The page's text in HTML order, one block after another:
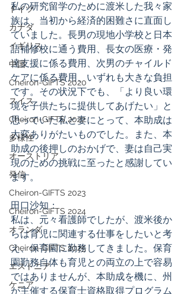
ドイツ
カナダ
イギリス
中国
Cheiron-GIFTS 2020
スイス
Cheiron-GIFTS 2022
多様性
オーストリア
発信
Cheiron-GIFTS 2023
Cheiron-GIFTS 2024
オランダ
Cheiron-GIFTS 2025
エストニア
ケニア
私の研究留学のために渡米した我々家
族は、当初から経済的困難さに直面し
ていました。長男の現地小学校と日本
語補修校に通う費用、長女の医療・発
達支援に係る費用、次男のチャイルド
ケアに係る費用、いずれも大きな負担
です。その状況下でも、「より良い環
境を子供たちに提供してあげたい」と
思っていた私と妻にとって、本助成は
大変ありがたいものでした。また、本
助成の後押しのおかげで、妻は自己実
現のための挑戦に至ったと感謝してい
ます。
田口沙知：
私は、元々看護師でしたが、渡米後か
らは育児に関連する仕事をしたいと考
え、保育園に勤務してきました。保育
園勤務自体も育児との両立の上で容易
ではありませんが、本助成を機に、州
が主催する保育士資格取得プログラム